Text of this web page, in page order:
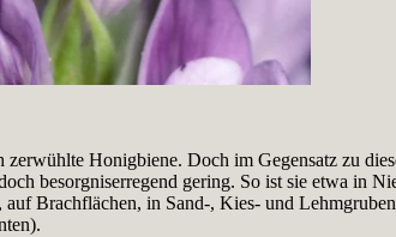
Honigbiene. Doch im Gegensatz zu
besorgniserregend gering. So ist sie etwa in
Brachflächen, in Sand-, Kies- und